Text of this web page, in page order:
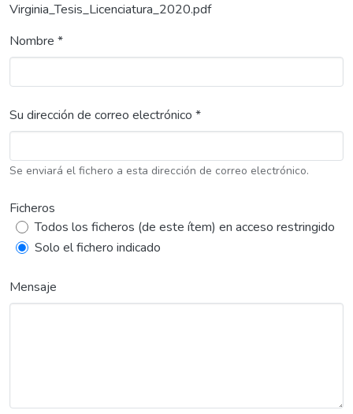
Virginia_Tesis_Licenciatura_2020.pdf
Nombre *
Su dirección de correo electrónico *
Se enviará el fichero a esta dirección de correo electrónico.
Ficheros
Todos los ficheros (de este ítem) en acceso restringido
Solo el fichero indicado
Mensaje